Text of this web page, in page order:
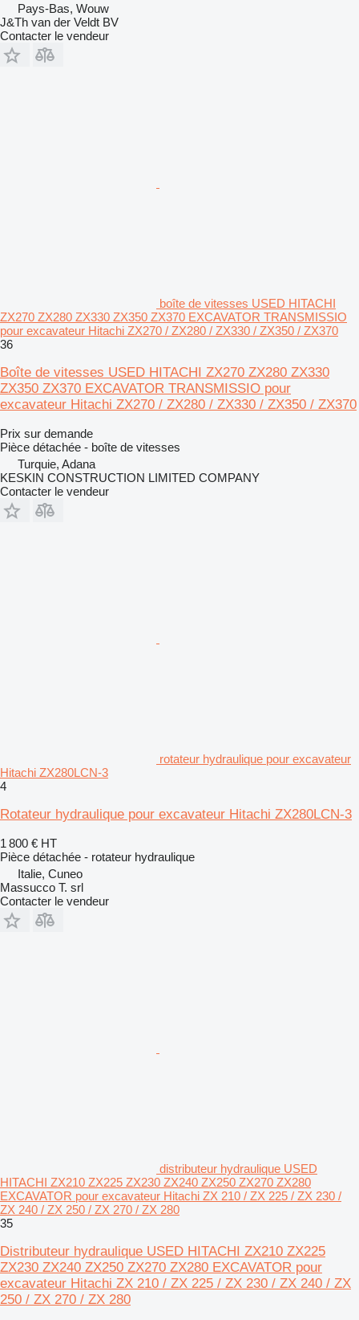
Pays-Bas, Wouw
J&Th van der Veldt BV
Contacter le vendeur
boîte de vitesses USED HITACHI
ZX270 ZX280 ZX330 ZX350 ZX370 EXCAVATOR TRANSMISSIO
pour excavateur Hitachi ZX270 / ZX280 / ZX330 / ZX350 / ZX370
36
Boîte de vitesses USED HITACHI ZX270 ZX280 ZX330
ZX350 ZX370 EXCAVATOR TRANSMISSIO pour
excavateur Hitachi ZX270 / ZX280 / ZX330 / ZX350 / ZX370
Prix sur demande
Pièce détachée - boîte de vitesses
Turquie, Adana
KESKIN CONSTRUCTION LIMITED COMPANY
Contacter le vendeur
rotateur hydraulique pour excavateur
Hitachi ZX280LCN-3
4
Rotateur hydraulique pour excavateur Hitachi ZX280LCN-3
1 800 € HT
Pièce détachée - rotateur hydraulique
Italie, Cuneo
Massucco T. srl
Contacter le vendeur
distributeur hydraulique USED
HITACHI ZX210 ZX225 ZX230 ZX240 ZX250 ZX270 ZX280
EXCAVATOR pour excavateur Hitachi ZX 210 / ZX 225 / ZX 230 /
ZX 240 / ZX 250 / ZX 270 / ZX 280
35
Distributeur hydraulique USED HITACHI ZX210 ZX225
ZX230 ZX240 ZX250 ZX270 ZX280 EXCAVATOR pour
excavateur Hitachi ZX 210 / ZX 225 / ZX 230 / ZX 240 / ZX
250 / ZX 270 / ZX 280